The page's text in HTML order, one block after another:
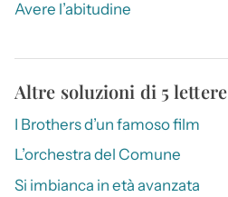
Avere l’abitudine
Altre soluzioni di 5 lettere
I Brothers d’un famoso film
L’orchestra del Comune
Si imbianca in età avanzata